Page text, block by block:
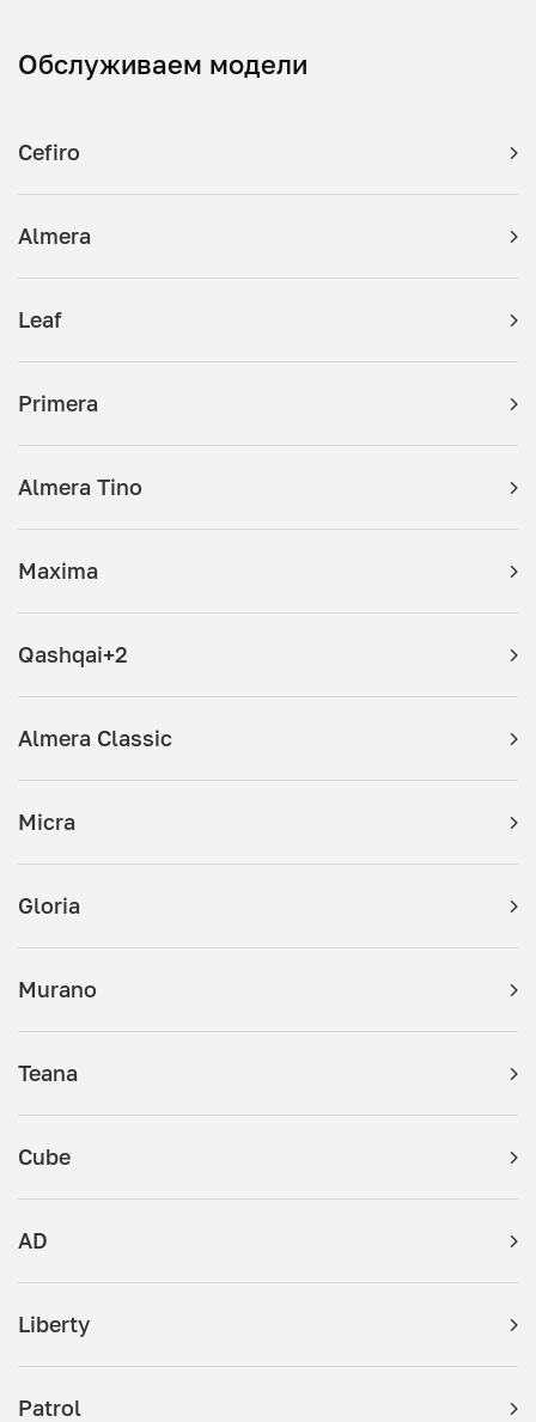
Обслуживаем модели
Cefiro
Almera
Leaf
Primera
Almera Tino
Maxima
Qashqai+2
Almera Classic
Micra
Gloria
Murano
Teana
Cube
AD
Liberty
Patrol